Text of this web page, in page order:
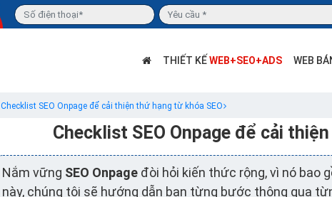
THIẾT KẾWEB+SEO+ADS WEB
Checklist SEO Onpage để cải thiện thứ hạng từ khóa SEO
Checklist SEO Onpage để cải
Nắm vững SEO Onpage đòi hỏi kiến thức rộng, vì nó bao
này, chúng tôi sẽ hướng dẫn bạn từng bước thông qua